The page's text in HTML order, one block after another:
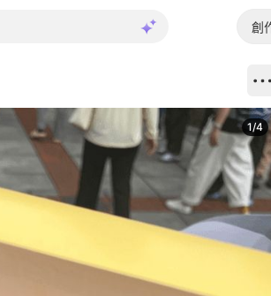
創
1/4